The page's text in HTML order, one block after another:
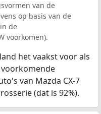
van de
op basis van de
de
voorkomen).
het vaakst voor als
van Mazda CX-7
(dat is 92%).